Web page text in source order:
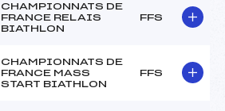
CHAMPIONNATS DE
FRANCE RELAIS
BIATHLON
FFS
CHAMPIONNATS DE
FRANCE MASS
START BIATHLON
FFS